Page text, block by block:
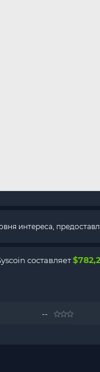
интереса,
составляет
--